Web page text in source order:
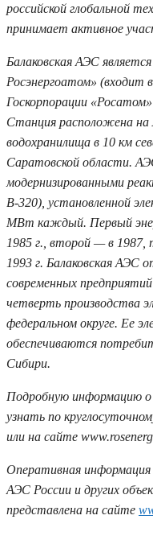
российской глобальной
принимает активное
Балаковская АЭС
Росэнергоатом» (входит
Госкорпорации
Станция расположена на
водохранилища в 10 км
Саратовской области.
модернизированными
В-320), установленной
МВт каждый. Первый
1985 г., второй — в
1993 г. Балаковская АЭС
современных
четверть производства
федеральном округе. Ее
обеспечиваются
Сибири.
Подробную информацию
узнать по
или на сайте
Оперативная информация
АЭС России и других
представлена на сайте